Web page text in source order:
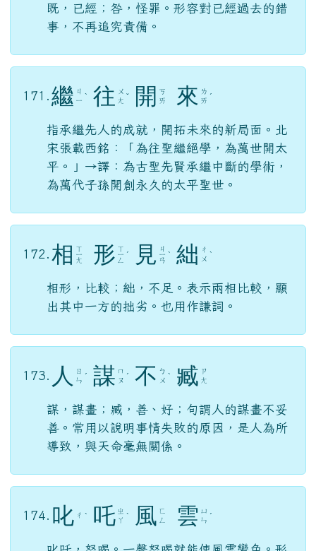
既，已經；咎，怪罪。形容對已經過去的錯
事，不再追究責備。
171. 繼 ㄐ
ㄧ ˋ 往 ㄨ
ㄤ ˇ 開 ㄎ
ㄞ
來 ㄌ
ㄞ ˊ
指承繼先人的成就，開拓未來的新局面。北
宋張載西銘：「為往聖繼絕學，為萬世開太
平。」→譯：為古聖先賢承繼中斷的學術，
為萬代子孫開創永久的太平聖世。
172. 相 ㄒ
ㄧ
ㄤ 形 ㄒ
ㄧ
ㄥ
ˊ 見 ㄐ
ㄧ
ㄢ
ˋ 絀 ㄔ
ㄨ ˋ
相形，比較；絀，不足。表示兩相比較，顯
出其中一方的拙劣。也用作謙詞。
173. 人
ㄖ
ㄣ ˊ 謀 ㄇ
ㄡ ˊ 不 ㄅ
ㄨ ˋ 臧 ㄗ
ㄤ
謀，謀畫；臧，善、好；句謂人的謀畫不妥
善。常用以說明事情失敗的原因，是人為所
導致，與天命毫無關係。
174. 叱 ㄔ ˋ 吒 ㄓ
ㄚ ˋ 風 ㄈ
ㄥ
雲 ㄩ
ㄣ ˊ